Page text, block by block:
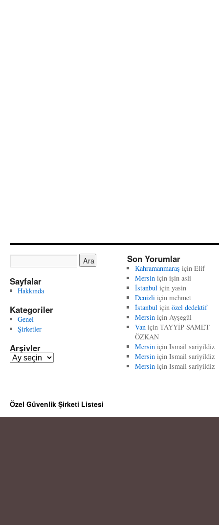
Sayfalar
Hakkında
Kategoriler
Genel
Şirketler
Arşivler
A
l
e
Son Yorumlar
Kahramanmaraş için Elif
Mersiniçin işin asli
İstanbuliçin yasin
Denizliiçin mehmet
İstanbuliçin özel dedektif
Mersiniçin Ayşegül
Vaniçin TAYYİP SAMET
ÖZKAN
Mersiniçin Ismail sariyildiz
Mersiniçin Ismail sariyildiz
Mersiniçin Ismail sariyildiz
Özel Güvenlik Şirketi Listesi